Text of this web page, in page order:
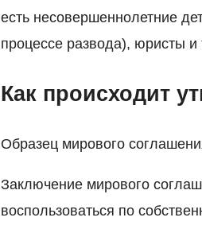
есть несовершеннолетние
процессе развода), юристы и
Как происходит
Образец мирового
Заключение мирового
воспользоваться по